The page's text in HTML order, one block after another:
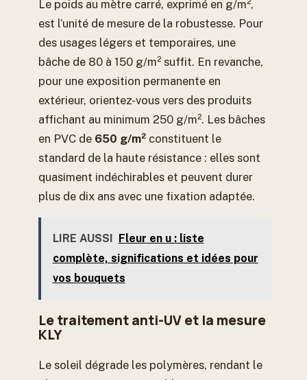
Le poids au mètre carré, exprimé en g/m²,
est l’unité de mesure de la robustesse. Pour
des usages légers et temporaires, une
bâche de 80 à 150 g/m² suffit. En revanche,
pour une exposition permanente en
extérieur, orientez-vous vers des produits
affichant au minimum 250 g/m². Les bâches
en PVC de 650 g/m² constituent le
standard de la haute résistance : elles sont
quasiment indéchirables et peuvent durer
plus de dix ans avec une fixation adaptée.
LIRE AUSSI
Fleur en u : liste
complète, significations et idées pour
vos bouquets
Le traitement anti-UV et la mesure
KLY
Le soleil dégrade les polymères, rendant le